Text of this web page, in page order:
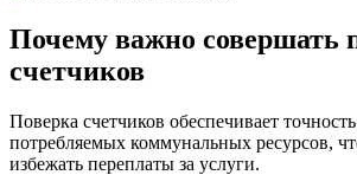
Почему важно совершать
счетчиков
Поверка счетчиков обеспечивает
потребляемых коммунальных ресурсов,
избежать переплаты за услуги.